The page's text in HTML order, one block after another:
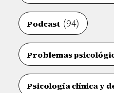
Podcast (94)
Problemas
Psicología clínica y